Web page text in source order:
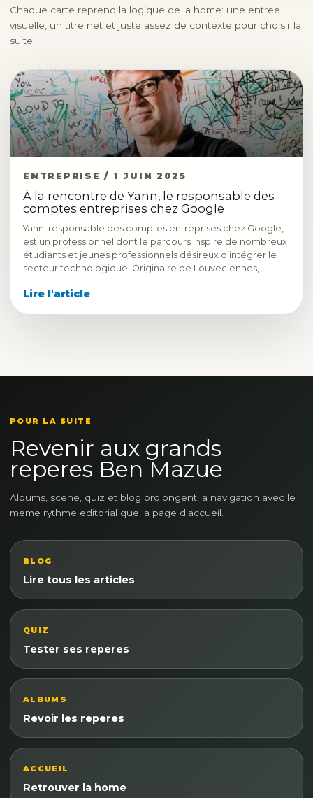
Chaque carte reprend la logique de la home: une entree
visuelle, un titre net et juste assez de contexte pour choisir la
suite.
ENTREPRISE / 1 JUIN 2025
À la rencontre de Yann, le responsable des
comptes entreprises chez Google
Yann, responsable des comptes entreprises chez Google,
est un professionnel dont le parcours inspire de nombreux
étudiants et jeunes professionnels désireux d’intégrer le
secteur technologique. Originaire de Louveciennes,…
Lire l'article
POUR LA SUITE
Revenir aux grands
reperes Ben Mazue
Albums, scene, quiz et blog prolongent la navigation avec le
meme rythme editorial que la page d'accueil.
BLOG
Lire tous les articles
QUIZ
Tester ses reperes
ALBUMS
Revoir les reperes
ACCUEIL
Retrouver la home